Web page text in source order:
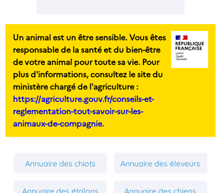
Un animal est un être sensible. Vous êtes
responsable de la santé et du bien-être
de votre animal pour toute sa vie. Pour
plus d'informations, consultez le site du
ministère chargé de l'agriculture :
https://agriculture.gouv.fr/conseils-et-
reglementation-tout-savoir-sur-les-
animaux-de-compagnie.
Annuaire des chiots Annuaire des éleveurs